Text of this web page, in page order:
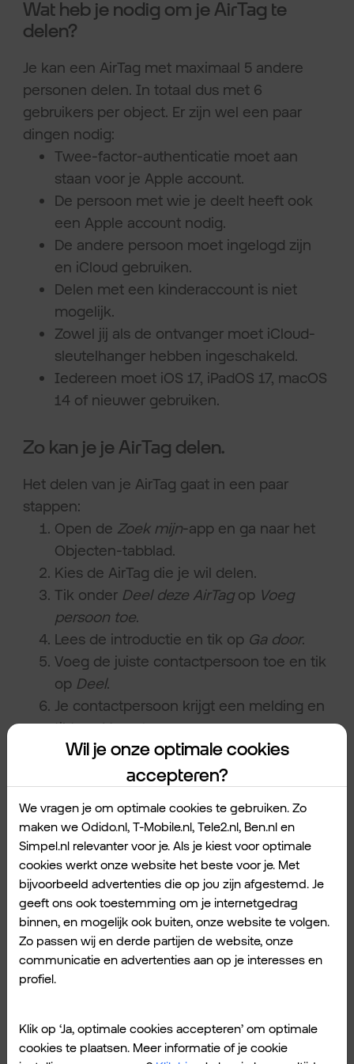
Wat heb je nodig om je AirTag te
delen?
Je kan een AirTag met maximaal 5 andere
personen delen. In totaal dus met 6
gebruikers per object. Er zijn wel een paar
dingen nodig:
Twee-factor-authenticatie moet aan
staan voor je Apple account.
De persoon met wie je deelt heeft ook
een Apple account nodig.
De andere persoon moet ingelogd zijn
en iCloud gebruiken.
Delen met een kinderaccount is niet
mogelijk.
Zowel jij als de ontvanger moet iCloud-
sleutelhanger hebben ingeschakeld.
Iedereen moet iOS 17, iPadOS 17, macOS
14 of nieuwer gebruiken.
Zo kan je je AirTag delen.
Het delen van je AirTag gaat in een paar
stappen:
Open de Zoek mijn-app en ga naar het
Objecten-tabblad.
Kies de AirTag die je wil delen.
Tik onder Deel deze AirTagop Voeg
persoon toe.
Lees de introductie en tik op Ga door.
Voeg de juiste contactpersoon toe en tik
op Deel.
Je contactpersoon krijgt een melding en
tikt opVoeg toe.
Ziet de ontvanger geen melding? Check
dan het Objecten-tabblad in de
De voordelen van je AirTag locatie
delen.
Het delen van een AirTag heeft veel
voordelen:
Iedereen met wie je deelt kan het
voorwerp zoeken.
De locatie is zichtbaar voor alle
gebruikers.
Wil je onze optimale cookies
accepteren?
We vragen je om optimale cookies te gebruiken. Zo
maken we Odido.nl, T-Mobile.nl, Tele2.nl, Ben.nl en
Simpel.nl relevanter voor je. Als je kiest voor optimale
cookies werkt onze website het beste voor je. Met
bijvoorbeeld advertenties die op jou zijn afgestemd. Je
geeft ons ook toestemming om je internetgedrag
binnen, en mogelijk ook buiten, onze website te volgen.
Zo passen wij en derde partijen de website, onze
communicatie en advertenties aan op je interesses en
profiel.
Klik op ‘Ja, optimale cookies accepteren’ om optimale
cookies te plaatsen. Meer informatie of je cookie